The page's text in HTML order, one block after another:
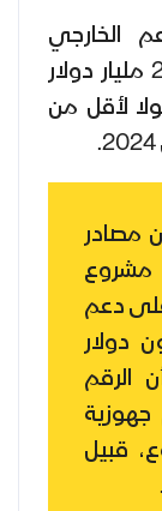
الدعم الخارجي
للميزانية الفلسطينية يتجاوز حاجز 2.3 مليار دولار
لأقل من
مصادر
مشروع
دعم
800 مليون دولار
الرقم
قبيل